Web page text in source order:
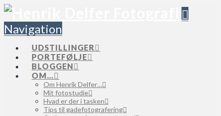
Navigation
UDSTILLINGER
PORTEFØLJE
BLOGGEN
OM…
Om Henrik Delfer…
Mit fotostudie
Hvad er der i tasken
Tips til gadefotografering